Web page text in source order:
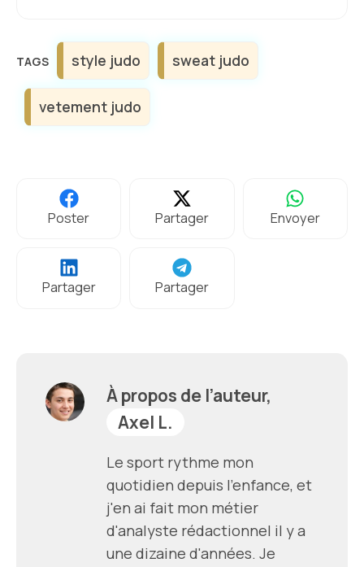
Étiquettes
style judo sweat judo
vetement judo
Poster Partager Envoyer
Partager Partager
À propos de l’auteur,
Axel L.
Le sport rythme mon
quotidien depuis l'enfance, et
j'en ai fait mon métier
d'analyste rédactionnel il y a
une dizaine d'années. Je